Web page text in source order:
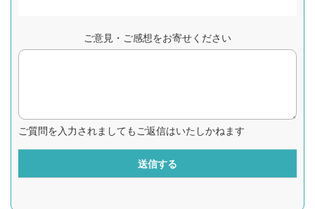
ご意見・ご感想をお寄せください
ご質問を入力されましてもご返信はいたしかねます
送信する